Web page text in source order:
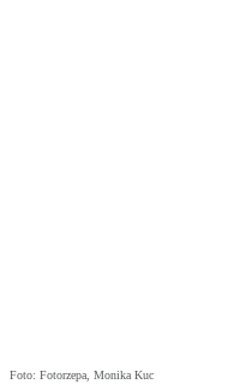
Foto: Fotorzepa, Monika Kuc